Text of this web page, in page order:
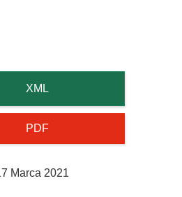
XML
PDF
Marca 2021